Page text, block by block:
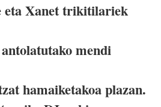
eta Xanet trikitilariek
mendi
hamaiketakoa plazan.